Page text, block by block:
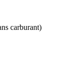
carburant)